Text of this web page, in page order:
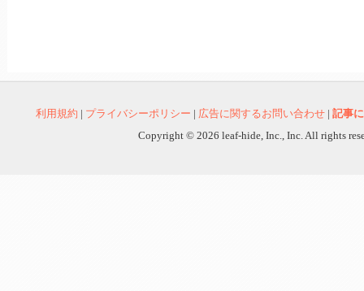
利用規約 | プライバシーポリシー | 広告に関するお問い合わせ | 記事
Copyright © 2026 leaf-hide, Inc., Inc. All rights